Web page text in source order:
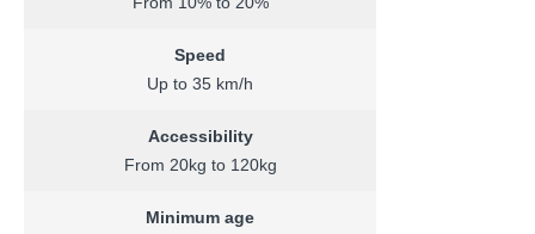
Speed
Up to 35 km/h
Accessibility
From 20kg to 120kg
Minimum age